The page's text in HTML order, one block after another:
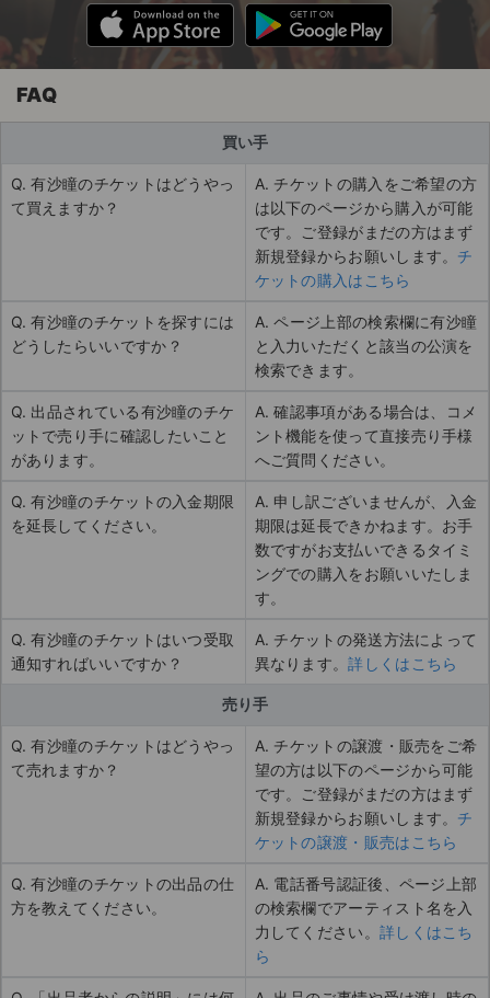
FAQ
買い手
Q. 有沙瞳のチケットはどうやっ
て買えますか？
A. チケットの購入をご希望の方
は以下のページから購入が可能
です。ご登録がまだの方はまず
新規登録からお願いします。 チ
ケットの購入はこちら
Q. 有沙瞳のチケットを探すには
どうしたらいいですか？
A. ページ上部の検索欄に有沙瞳
と入力いただくと該当の公演を
検索できます。
Q. 出品されている有沙瞳のチケ
ットで売り手に確認したいこと
があります。
A. 確認事項がある場合は、コメ
ント機能を使って直接売り手様
へご質問ください。
Q. 有沙瞳のチケットの入金期限
を延長してください。
A. 申し訳ございませんが、入金
期限は延長できかねます。お手
数ですがお支払いできるタイミ
ングでの購入をお願いいたしま
す。
Q. 有沙瞳のチケットはいつ受取
通知すればいいですか？
A. チケットの発送方法によって
異なります。詳しくはこちら
売り手
Q. 有沙瞳のチケットはどうやっ
て売れますか？
A. チケットの譲渡・販売をご希
望の方は以下のページから可能
です。ご登録がまだの方はまず
新規登録からお願いします。 チ
ケットの譲渡・販売はこちら
Q. 有沙瞳のチケットの出品の仕
方を教えてください。
A. 電話番号認証後、ページ上部
の検索欄でアーティスト名を入
力してください。 詳しくはこち
ら